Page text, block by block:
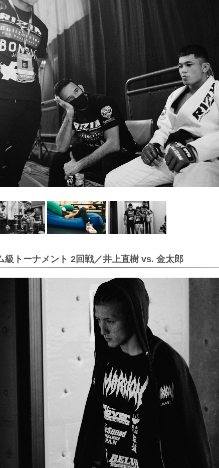
級トーナメント 2回戦／井上直樹 vs. 金太郎